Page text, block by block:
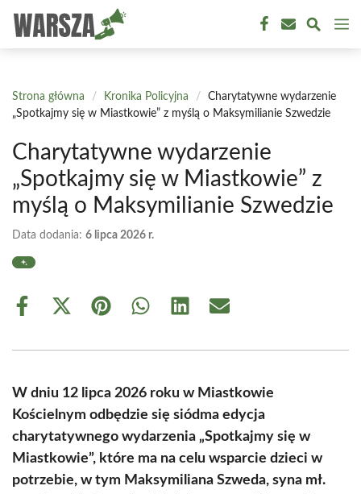
treści
Strona główna / Kronika Policyjna /
Charytatywne wydarzenie
„Spotkajmy się w Miastkowie” z myślą o Maksymilianie Szwedzie
Charytatywne wydarzenie
„Spotkajmy się w Miastkowie” z
myślą o Maksymilianie Szwedzie
Data dodania: 6 lipca 2026 r.
Share
Share
(Twitter)
Share Share Share Share
W dniu 12 lipca 2026 roku w Miastkowie
Kościelnym odbędzie się siódma edycja
charytatywnego wydarzenia „Spotkajmy się w
Miastkowie”, które ma na celu wsparcie dzieci w
potrzebie, w tym Maksymiliana Szweda, syna mł.